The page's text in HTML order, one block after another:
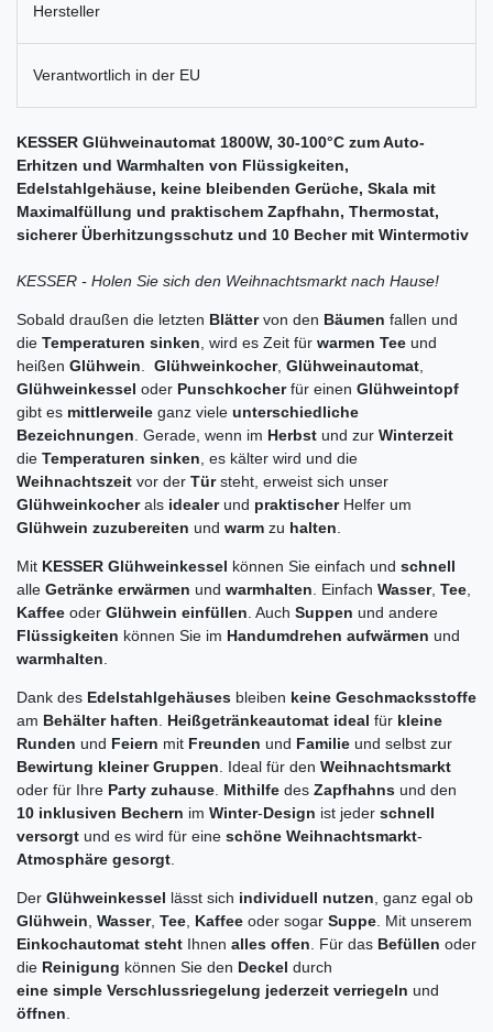
Hersteller
Verantwortlich in der EU
KESSER Glühweinautomat 1800W, 30-100°C zum Auto-
Erhitzen und Warmhalten von Flüssigkeiten,
Edelstahlgehäuse, keine bleibenden Gerüche, Skala mit
Maximalfüllung und praktischem Zapfhahn, Thermostat,
sicherer Überhitzungsschutz und 10 Becher mit Wintermotiv
KESSER - Holen Sie sich den Weihnachtsmarkt nach Hause!
Sobald draußen die letzten Blättervon den Bäumen fallen und
die Temperaturen sinken, wird es Zeit für warmen Tee und
heißen Glühwein. Glühweinkocher, Glühweinautomat,
Glühweinkessel oder Punschkocherfür einen Glühweintopf
gibt es mittlerweile ganz viele unterschiedliche
Bezeichnungen. Gerade, wenn im Herbst und zur Winterzeit
die Temperaturen sinken, es kälter wird und die
Weihnachtszeit vor der Türsteht, erweist sich unser
Glühweinkocherals idealer und praktischer Helfer um
Glühwein zuzubereiten und warm zu halten.
Mit KESSER Glühweinkessel können Sie einfach und schnell
alle Getränke erwärmen und warmhalten. Einfach Wasser, Tee,
Kaffee oder Glühwein einfüllen. Auch Suppen und andere
Flüssigkeiten können Sie im Handumdrehen aufwärmen und
warmhalten.
Dank des Edelstahlgehäuses bleiben keine Geschmacksstoffe
am Behälter haften. Heißgetränkeautomat ideal für kleine
Runden und Feiern mit Freunden und Familie und selbst zur
Bewirtung kleiner Gruppen. Ideal für den Weihnachtsmarkt
oder für Ihre Party zuhause. Mithilfe des Zapfhahns und den
10 inklusiven Bechern im Winter-Design ist jeder schnell
versorgt und es wird für eine schöne Weihnachtsmarkt-
Atmosphäre gesorgt.
Der Glühweinkessel lässt sich individuell nutzen, ganz egal ob
Glühwein, Wasser, Tee, Kaffee oder sogar Suppe. Mit unserem
Einkochautomat steht Ihnen alles offen. Für das Befüllen oder
die Reinigung können Sie den Deckel durch
eine simple Verschlussriegelung jederzeit verriegeln und
öffnen.